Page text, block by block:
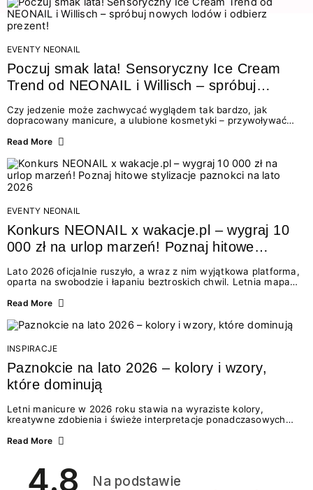
EVENTY NEONAIL
Poczuj smak lata! Sensoryczny Ice Cream
Trend od NEONAIL i Willisch – spróbuj
nowych lodów i odbierz prezent!
Czy jedzenie może zachwycać wyglądem tak bardzo, jak
dopracowany manicure, a ulubione kosmetyki – przywoływać
świata beauty i oszałamiających deserów to coś więcej niż
zmysłami: przez soczysty kolor, aksamitną teksturę,
orzeźwiający zapach i słodki akcent na podniebieniu. Tego lata
NEONAIL łączy siły z marką Willisch, tworząc unikalny projekt
na styku jedzenia i piękna....
Read More
EVENTY NEONAIL
Konkurs NEONAIL x wakacje.pl – wygraj 10
000 zł na urlop marzeń! Poznaj hitowe
Lato 2026 oficjalnie ruszyło, a wraz z nim wyjątkowa platforma,
oparta na swobodzie i łapaniu beztroskich chwil. Letnia mapa
doświadczenia wakacji – od spontanicznych wyjazdów, przez
Motywem przewodnim jest eksplorowanie i kolekcjonowanie
letnich momentów. Z tej okazji przygotowaliśmy coś absolutnie
wyjątkowego: wielki konkurs z wakacje.pl oraz dawkę
najgorętszych trendów w...
Read More
INSPIRACJE
Paznokcie na lato 2026 – kolory i wzory,
które dominują
Letni manicure w 2026 roku stawia na wyraziste kolory,
kreatywne zdobienia i świeże interpretacje ponadczasowych
zarówno energetycznych odcieni inspirowanych wakacjami, jak
2026? Znajdź inspirację dla swojego manicure!
Read More
4.8
Na podstawie